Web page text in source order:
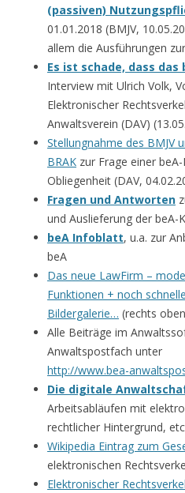
(passiven)
01.01.2018 (BMJV,
allem die Ausführungen
Es ist schade, dass
Interview mit Ulrich Volk,
Elektronischer
Anwaltsverein (DAV)
Stellungnahme des BMJV
BRAK zur Frage einer
Obliegenheit (DAV,
Fragen und Antworten
und Auslieferung der
beA Infoblatt, u.a. zur
beA
Das neue LawFirm –
Funktionen + noch
Bildergalerie… (rechts
Alle Beiträge im
Anwaltspostfach unter
http://www.bea-
Die digitale
Arbeitsabläufen mit
rechtlicher Hintergrund,
Wikipedia Eintrag zum
elektronischen
Elektronischer